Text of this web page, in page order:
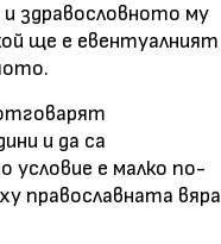
здравословното му
ще е евентуалният
и да са
условие е малко по-
православната вяра